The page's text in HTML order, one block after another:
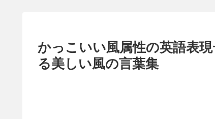
かっこいい風属性の英語表
る美しい風の言葉集